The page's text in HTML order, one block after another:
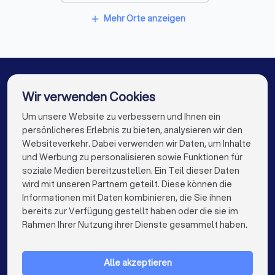
Bodenleger in Eschwege
Umzugsunternehmen in Vellmar
Umzugsunternehmen in Hamburg
Umzugsunternehmen in München
Umzugsunternehmen in Köln
Umzugsunternehmen in Frankfurt am Main
Umzugsunternehmen in Stuttgart
Umzugsunternehmen in Düsseldorf
Umzugsunternehmen in Essen
add Mehr Orte anzeigen
Die besten Umzugsunternehmen für Sie
info@trustlocal.de
FÜR PRIVATPERSONEN
Wir verwenden Cookies
Um unsere Website zu verbessern und Ihnen ein
persönlicheres Erlebnis zu bieten, analysieren wir den
Websiteverkehr. Dabei verwenden wir Daten, um Inhalte
und Werbung zu personalisieren sowie Funktionen für
soziale Medien bereitzustellen. Ein Teil dieser Daten
wird mit unseren Partnern geteilt. Diese können die
Informationen mit Daten kombinieren, die Sie ihnen
bereits zur Verfügung gestellt haben oder die sie im
Rahmen Ihrer Nutzung ihrer Dienste gesammelt haben.
Alle akzeptieren